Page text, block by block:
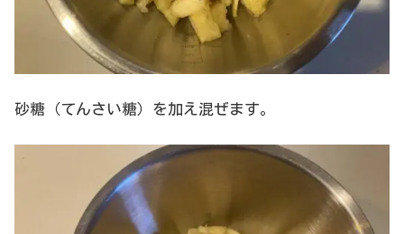
砂糖（てんさい糖）を加え混ぜます。